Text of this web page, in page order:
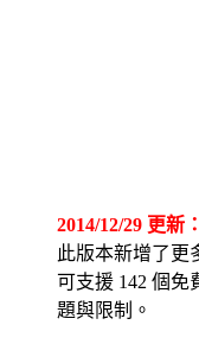
2014/12/29 更新：
此版本新增了更
可支援 142 個免
題與限制。